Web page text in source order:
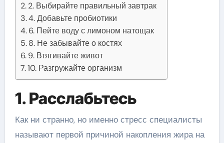
2. Выбирайте правильный завтрак
4. Добавьте пробиотики
6. Пейте воду с лимоном натощак
8. Не забывайте о костях
9. Втягивайте живот
10. Разгружайте организм
1. Расслабьтесь
Как ни странно, но именно стресс специалисты
называют первой причиной накопления жира на